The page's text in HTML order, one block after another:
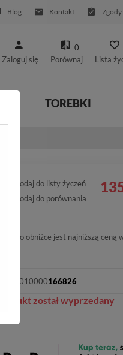
Blog Kontakt Zgody
Zaloguj się
0
Porównaj
Lista
TOREBKI
Dodaj do listy życzeń
Dodaj do porównania
Cena po obniżce jest najniższą ceną
2010000166826
Produkt został wyprzedany